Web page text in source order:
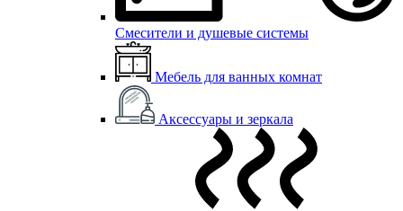
Смесители и душевые системы
Мебель для ванных комнат
Аксессуары и зеркала